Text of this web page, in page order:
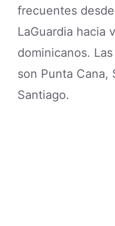
frecuentes
LaGuardia hacia
dominicanos.
son Punta Cana,
Santiago.